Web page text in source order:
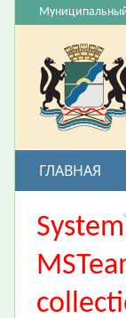
Муниципальный
ГЛАВНАЯ
ВАКАНСИИ